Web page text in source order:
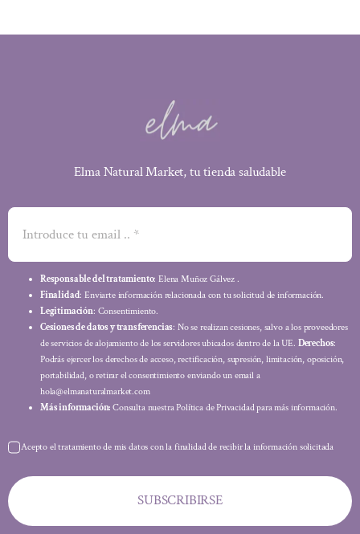
Elma Natural Market, tu tienda saludable
Responsable del tratamiento: Elena Muñoz Gálvez .
Finalidad: Enviarte información relacionada con tu solicitud de información.
Legitimación: Consentimiento.
Cesiones de datos y transferencias: No se realizan cesiones, salvo a los proveedores
de servicios de alojamiento de los servidores ubicados dentro de la UE. Derechos:
Podrás ejercer los derechos de acceso, rectificación, supresión, limitación, oposición,
portabilidad, o retirar el consentimiento enviando un email a
hola@elmanaturalmarket.com
Más información: Consulta nuestra Política de Privacidad para más información.
Acepto el tratamiento de mis datos con la finalidad de recibir la información solicitada
SUBSCRIBIRSE